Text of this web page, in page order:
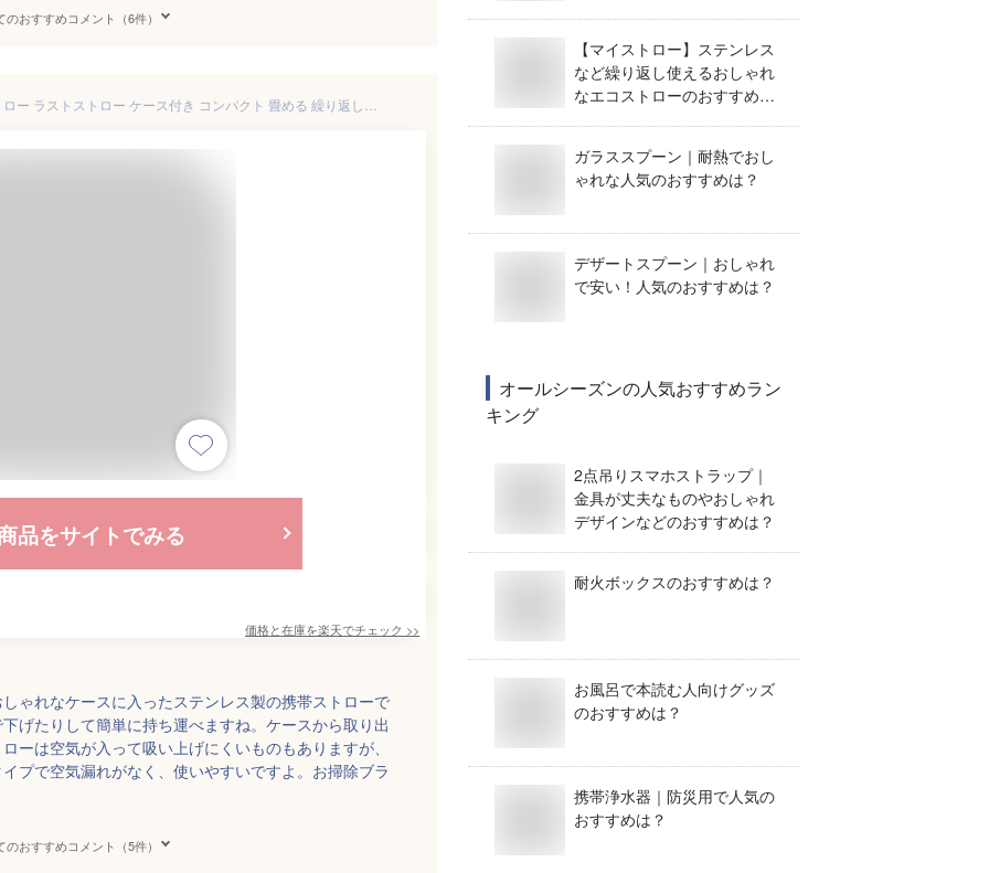
のおすすめコメント（6件）
品をサイトでみる
価格と在庫を楽天でチェック >>
ゃれなケースに入ったステンレス製の携帯ストローで
げたりして簡単に持ち運べますね。ケースから取り出
ーは空気が入って吸い上げにくいものもありますが、
プで空気漏れがなく、使いやすいですよ。お掃除ブラ
のおすすめコメント（5件）
【マイストロー】ステンレス
など繰り返し使えるおしゃれ
なエコストローのおすすめ
ガラススプーン｜耐熱でおし
ゃれな人気のおすすめは？
デザートスプーン｜おしゃれ
で安い！人気のおすすめは？
オールシーズンの人気おすすめラン
キング
2点吊りスマホストラップ｜
金具が丈夫なものやおしゃれ
デザインなどのおすすめは？
耐火ボックスのおすすめは？
お風呂で本読む人向けグッズ
のおすすめは？
携帯浄水器｜防災用で人気の
おすすめは？